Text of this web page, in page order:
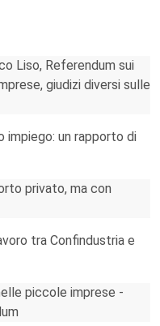
Liso, Referendum sui
giudizi diversi sulle
impiego: un rapporto di
privato, ma con
tra Confindustria e
piccole imprese -